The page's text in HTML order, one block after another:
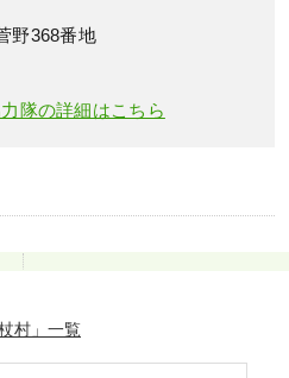
野368番地
隊の詳細はこちら
村」